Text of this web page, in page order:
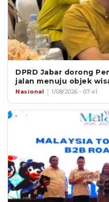
DPRD Jabar dorong
jalan menuju objek
Nasional 1/08/2026 - 07:41